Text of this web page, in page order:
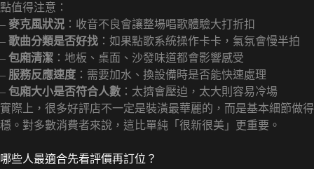
點值得注意：
– 麥克風狀況 ：收音不良會讓整場唱歌體驗大打折扣
– 歌曲分類是否好找 ：如果點歌系統操作卡卡，氣氛會慢半拍
– 包廂清潔 ：地板、桌面、沙發味道都會影響感受
– 服務反應速度 ：需要加水、換設備時是否能快速處理
– 包廂大小是否符合人數 ：太擠會壓迫，太大則容易冷場
實際上，很多好評店不一定是裝潢最華麗的，而是基本細節做得
穩。對多數消費者來說，這比單純「很新很美」更重要。
哪些人最適合先看評價再訂位？